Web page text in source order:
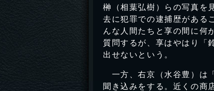
榊（相葉弘樹）らの写真を
去に犯罪での逮捕歴がある
んな人間たちと享の間に何
質問するが、享はやはり「
出せないという。
一方、右京（水谷豊）は
聞き込みをする。近くの商